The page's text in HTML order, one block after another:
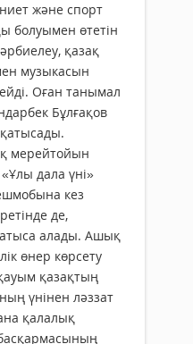
және спорт
болуымен өтетін
қазақ
музыкасын
Оған танымал
Бұлғақов
мерейтойын
дала үні»
кез
де,
алады. Ашық
өнер көрсету
қазақтың
үнінен ләззат
қалалық